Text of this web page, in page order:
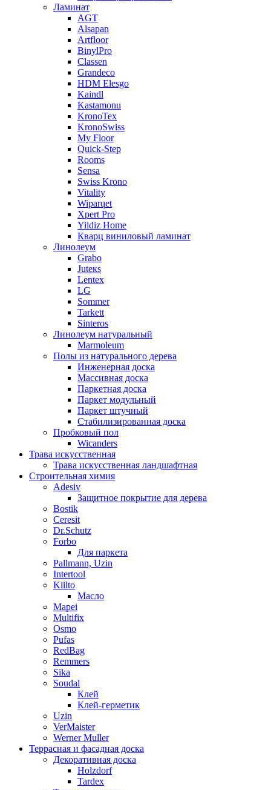
Ламинат
AGT
Alsapan
Artfloor
BinylPro
Classen
Grandeco
HDM Elesgo
Kaindl
Kastamonu
KronoTex
KronoSwiss
My Floor
Quick-Step
Rooms
Sensa
Swiss Krono
Vitality
Wiparqet
Xpert Pro
Yildiz Home
Кварц виниловый ламинат
Линолеум
Grabo
Juteкs
Lentex
LG
Sommer
Tarkett
Sinteros
Линолеум натуральный
Marmoleum
Полы из натурального дерева
Инженерная доска
Массивная доска
Паркетная доска
Паркет модульный
Паркет штучный
Стабилизированная доска
Пробковый пол
Wicanders
Трава искусственная
Трава искусственная ландшафтная
Строительная химия
Adesiv
Защитное покрытие для дерева
Bostik
Ceresit
Dr.Schutz
Forbo
Для паркета
Pallmann, Uzin
Intertool
Kiilto
Масло
Mapei
Multifix
Osmo
Pufas
RedBag
Remmers
Sika
Soudal
Клей
Клей-герметик
Uzin
VerMaister
Werner Muller
Террасная и фасадная доска
Декоративная доска
Holzdorf
Tardex